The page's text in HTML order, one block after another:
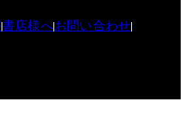
書店様へお問い合わせ